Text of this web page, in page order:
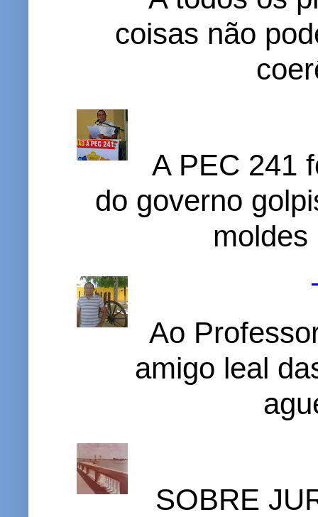
coisas não
A PEC 241
do governo
Ao
amigo leal
SOBRE